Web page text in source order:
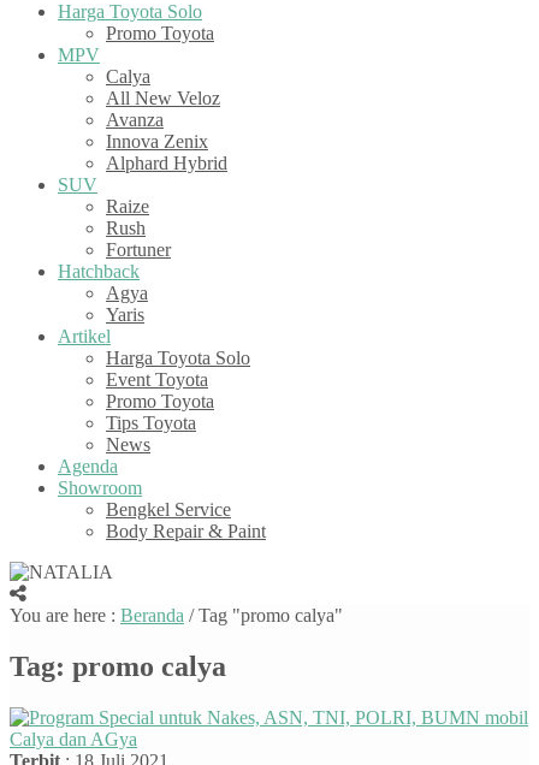
Harga Toyota Solo
Promo Toyota
MPV
Calya
All New Veloz
Avanza
Innova Zenix
Alphard Hybrid
SUV
Raize
Rush
Fortuner
Hatchback
Agya
Yaris
Artikel
Harga Toyota Solo
Event Toyota
Promo Toyota
Tips Toyota
News
Agenda
Showroom
Bengkel Service
Body Repair & Paint
You are here : Beranda /Tag "promo calya"
Tag: promo calya
Terbit : 18 Juli 2021